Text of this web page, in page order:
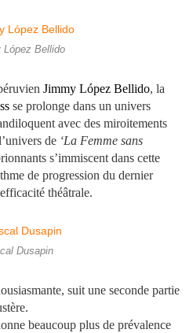
López Bellido
Jimmy López Bellido, la
se prolonge dans un univers
avec des miroitements
de ‘La Femme sans
s’immiscent dans cette
de progression du dernier
théâtrale.
Dusapin
suit une seconde partie
beaucoup plus de prévalence